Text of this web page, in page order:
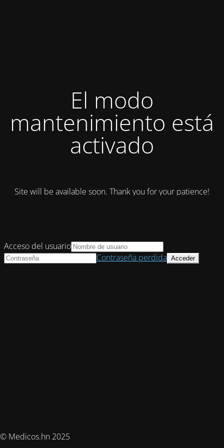
El modo
mantenimiento está
activado
Site will be available soon. Thank you for your patience!
© Medicos.hn 2025
Acceso del usuario
Contraseña perdida